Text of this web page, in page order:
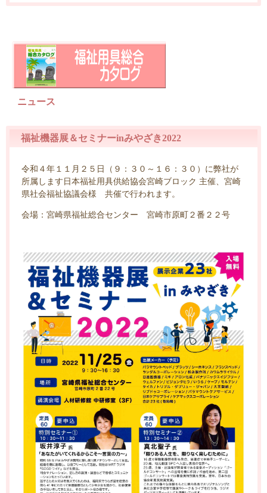
ニュース
福祉機器展＆セミナーinみやざき2022
令和４年１１月２５日（９：３０～１６：３０）に弊社が
所属します日本福祉用具供給協会宮崎ブロック 主催、宮崎
県社会福祉協議会様 共催で行われます。
会場：宮崎県福祉総合センター 宮崎市原町２番２２号